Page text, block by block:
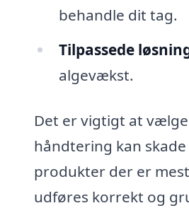
behandle dit tag.
Tilpassede
algevækst.
Det er vigtigt at
håndtering kan
produkter der er
udføres korrekt og